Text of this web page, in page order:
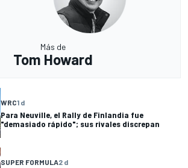
Más de
Tom Howard
WRC1 d
Para Neuville, el Rally de Finlandia fue
"demasiado rápido"; sus rivales discrepan
SUPER FORMULA2 d